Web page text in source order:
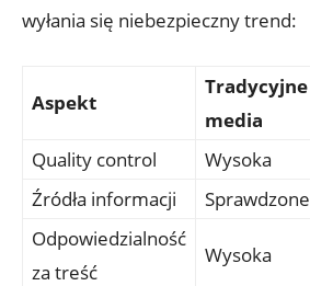
wyłania się niebezpieczny trend:
Aspekt
Tradycyjne
media
Quality control
Wysoka
Źródła informacji
Sprawdzone
Odpowiedzialność
za treść
Wysoka